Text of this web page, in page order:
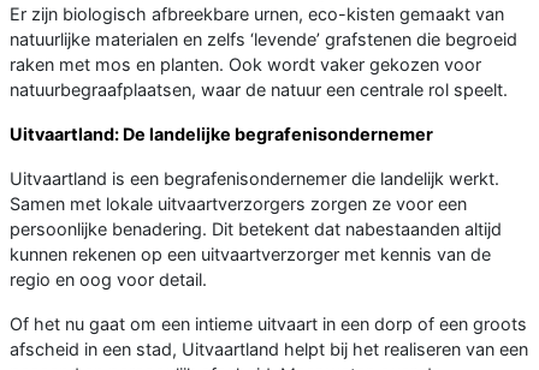
Er zijn biologisch afbreekbare urnen, eco-kisten gemaakt van
natuurlijke materialen en zelfs ‘levende’ grafstenen die begroeid
raken met mos en planten. Ook wordt vaker gekozen voor
natuurbegraafplaatsen, waar de natuur een centrale rol speelt.
Uitvaartland: De landelijke begrafenisondernemer
Uitvaartland is een begrafenisondernemer die landelijk werkt.
Samen met lokale uitvaartverzorgers zorgen ze voor een
persoonlijke benadering. Dit betekent dat nabestaanden altijd
kunnen rekenen op een uitvaartverzorger met kennis van de
regio en oog voor detail.
Of het nu gaat om een intieme uitvaart in een dorp of een groots
afscheid in een stad, Uitvaartland helpt bij het realiseren van een